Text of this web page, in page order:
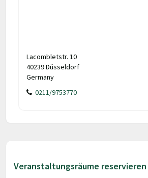
Lacombletstr. 10
40239 Düsseldorf
Germany
0211/9753770
Veranstaltungsräume reservieren